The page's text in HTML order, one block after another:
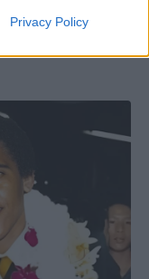
Privacy Policy